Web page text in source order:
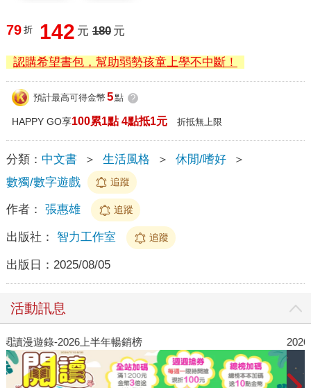
79 折 142 元 180 元
認購希望書包，幫助弱勢孩童上學不中斷！
預計最高可得金幣 5點 ?
HAPPY GO享100累1點 4點抵1元 折抵無上限
分類： 中文書 ＞ 生活風格 ＞ 休閒/嗜好
＞
數獨/數字遊戲
追蹤
作者： 張惠雄 追蹤
出版社： 智力工作室 追蹤
出版日： 2025/08/05
活動訊息
閱讀漫遊錄-2026上半年暢銷榜